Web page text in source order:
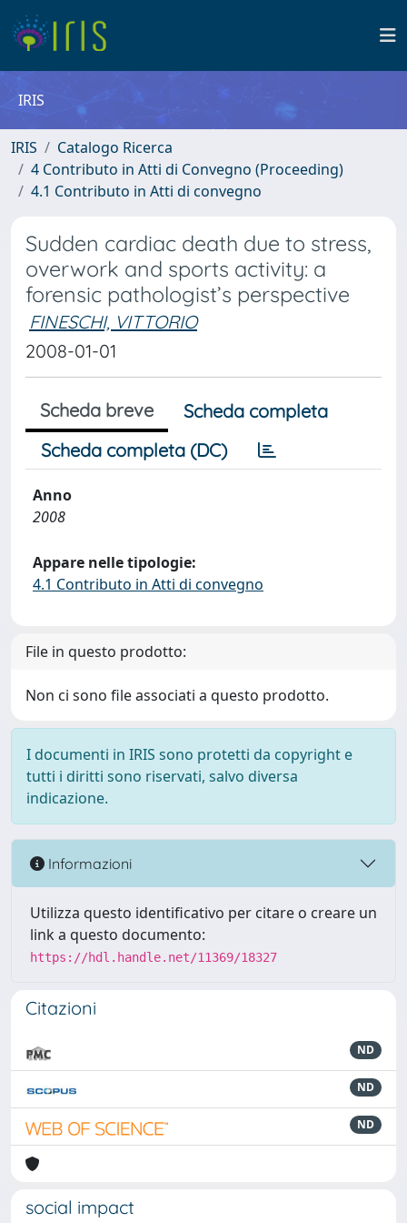
IRIS
IRIS
Catalogo Ricerca
4 Contributo in Atti di Convegno (Proceeding)
4.1 Contributo in Atti di convegno
Sudden cardiac death due to stress,
overwork and sports activity: a
forensic pathologist’s perspective
FINESCHI, VITTORIO
2008-01-01
Scheda breve
Scheda completa
Scheda completa (DC)
Anno
2008
Appare nelle tipologie:
4.1 Contributo in Atti di convegno
File in questo prodotto:
Non ci sono file associati a questo prodotto.
I documenti in IRIS sono protetti da copyright e
tutti i diritti sono riservati, salvo diversa
indicazione.
Informazioni
Utilizza questo identificativo per citare o creare un
link a questo documento:
https://hdl.handle.net/11369/18327
Citazioni
ND
ND
ND
social impact